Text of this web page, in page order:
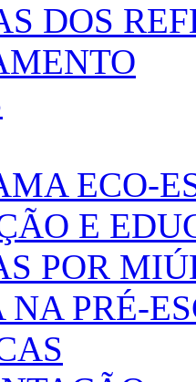
DOS
ECO-
E
POR
NA PRÉ-